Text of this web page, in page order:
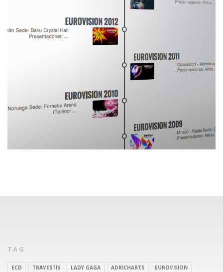
TAG
ECD TRAVESTIS LADY GAGA ADRICHARTS
EUROVISION